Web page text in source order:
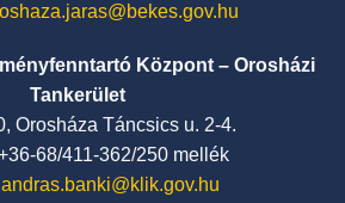
Központ – Orosházi
Tankerület
Orosháza Táncsics u. 2-4.
68/411-362/250 mellék
andras.banki@klik.gov.hu